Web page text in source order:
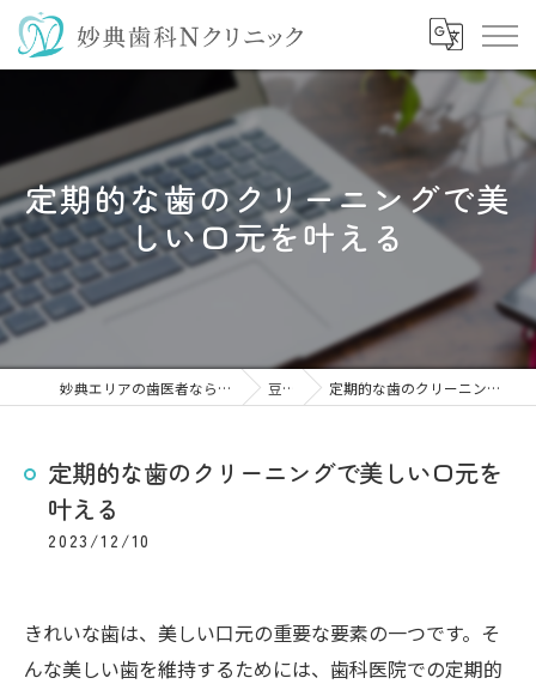
定期的な歯のクリーニングで美
しい口元を叶える
妙典エリアの歯医者なら妙典歯科Nクリニック 豆知識 定期的な歯のクリーニングで美しい口元を叶える
定期的な歯のクリーニングで美しい口元を
叶える
2023/12/10
きれいな歯は、美しい口元の重要な要素の一つです。そ
んな美しい歯を維持するためには、歯科医院での定期的